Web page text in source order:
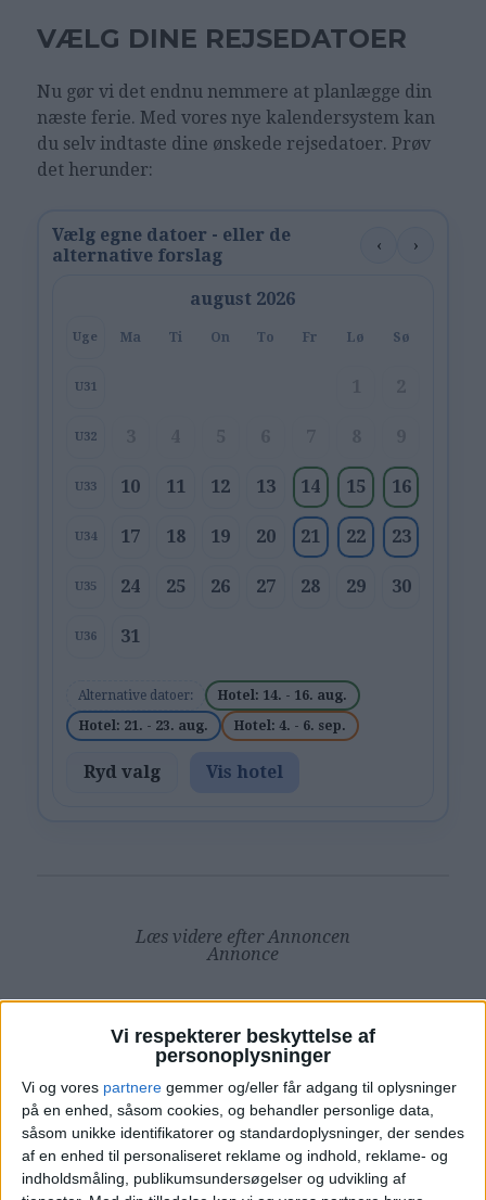
Vi respekterer beskyttelse af
personoplysninger
Vi og vores partnere gemmer og/eller får adgang til oplysninger
på en enhed, såsom cookies, og behandler personlige data,
såsom unikke identifikatorer og standardoplysninger, der sendes
af en enhed til personaliseret reklame og indhold, reklame- og
indholdsmåling, publikumsundersøgelser og udvikling af
VÆLG DINE REJSEDATOER
Nu gør vi det endnu nemmere at planlægge din
næste ferie. Med vores nye kalendersystem kan
du selv indtaste dine ønskede rejsedatoer. Prøv
det herunder:
Vælg egne datoer - eller de
alternative forslag
‹ ›
august 2026
Uge Ma Ti On To Fr Lø Sø
U31
U32
U33 10 11 12 13 14 15 16
U34 17 18 19 20 21 22 23
U35 24 25 26 27 28 29 30
U36 31
Alternative datoer:
Hotel: 14. - 16. aug.
Hotel: 21. - 23. aug.
Hotel: 4. - 6. sep.
Ryd valg Vis hotel
Læs videre efter Annoncen
Annonce
HOTEL